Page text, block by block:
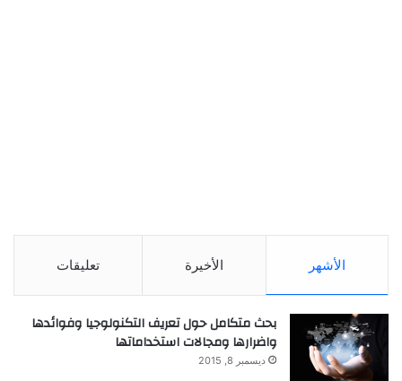
الأشهر الأخيرة تعليقات
بحث متكامل حول تعريف التكنولوجيا وفوائدها
واضرارها ومجالات استخداماتها
ديسمبر 8, 2015